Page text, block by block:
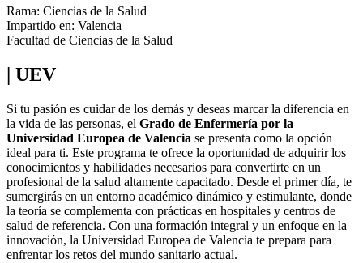
Rama: Ciencias de la Salud
Impartido en: Valencia |
Facultad de Ciencias de la Salud
| UEV
Si tu pasión es cuidar de los demás y deseas marcar la diferencia en
la vida de las personas, el Grado de Enfermería por la
Universidad Europea de Valencia se presenta como la opción
ideal para ti. Este programa te ofrece la oportunidad de adquirir los
conocimientos y habilidades necesarios para convertirte en un
profesional de la salud altamente capacitado. Desde el primer día, te
sumergirás en un entorno académico dinámico y estimulante, donde
la teoría se complementa con prácticas en hospitales y centros de
salud de referencia. Con una formación integral y un enfoque en la
innovación, la Universidad Europea de Valencia te prepara para
enfrentar los retos del mundo sanitario actual.